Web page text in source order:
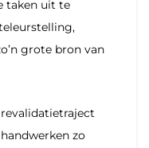
taken uit te
grote bron van
zo